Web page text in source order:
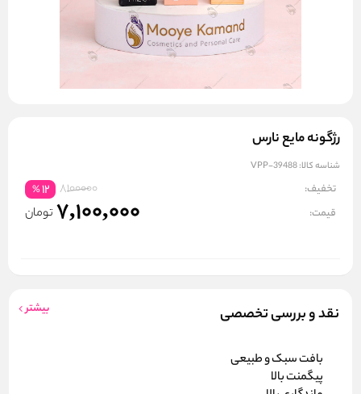
رژگونه مایع نارس
شناسه کالا:VPP-39488
تخفیف: 8100000
12
%
قیمت: 7,100,000 تومان
نقد و بررسی تخصصی بیشتر
بافت سبک و طبیعی
پیگمنت بالا